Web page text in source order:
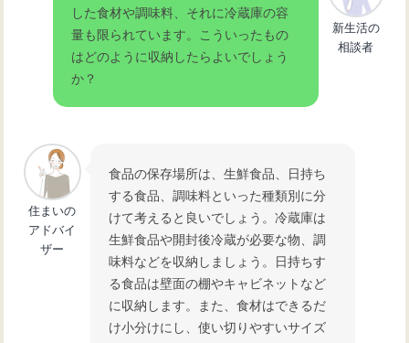
した食材や調味料、それに冷蔵庫の容
量も限られています。こういったもの
はどのように収納したらよいでしょう
か？
新生活の
相談者
住まいの
アドバイ
ザー
食品の保存場所は、生鮮食品、日持ち
する食品、調味料といった種類別に分
けて考えると良いでしょう。冷蔵庫は
生鮮食品や開封後冷蔵が必要な物、調
味料などを収納しましょう。日持ちす
る食品は壁面の棚やキャビネットなど
に収納します。また、食材はできるだ
け小分けにし、使い切りやすいサイズ